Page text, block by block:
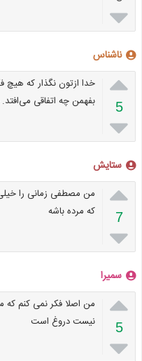

ناشناس

5

خدا ازتون نگذار که هيچ
بفهمن چه اتفاقی می‌افتد.
ستایش

7

من مصطفی زمانی را
که مرده باشه
سمیرا

5

من اصلا فکر نمی کنم
نیست دروغ است